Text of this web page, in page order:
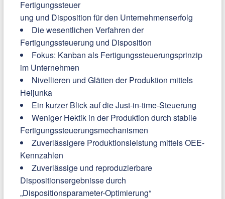
Fertigungssteuer
ung und Disposition für den Unternehmenserfolg
Die wesentlichen Verfahren der
Fertigungssteuerung und Disposition
Fokus: Kanban als Fertigungssteuerungsprinzip
im Unternehmen
Nivellieren und Glätten der Produktion mittels
Heijunka
Ein kurzer Blick auf die Just-in-time-Steuerung
Weniger Hektik in der Produktion durch stabile
Fertigungssteuerungsmechanismen
Zuverlässigere Produktionsleistung mittels OEE-
Kennzahlen
Zuverlässige und reproduzierbare
Dispositionsergebnisse durch
„Dispositionsparameter-Optimierung“